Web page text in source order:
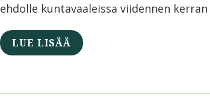
ehdolle kuntavaaleissa viidennen
LUE LISÄÄ